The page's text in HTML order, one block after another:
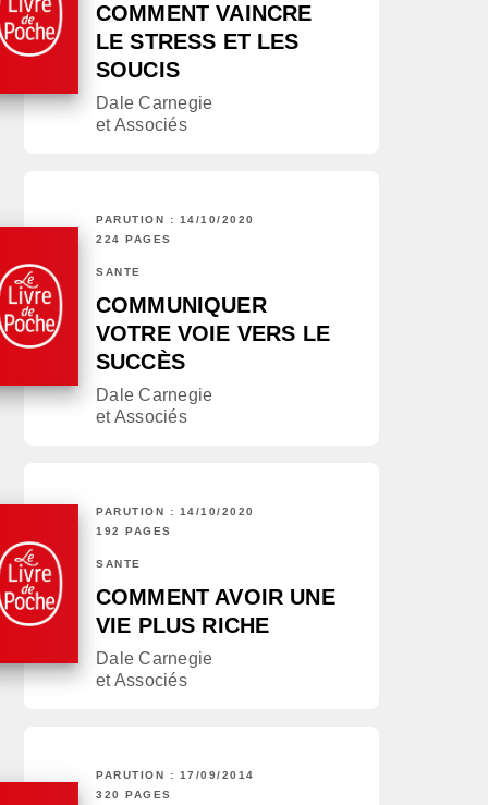
COMMENT VAINCRE
LE STRESS ET LES
SOUCIS
Dale Carnegie
et Associés
PARUTION : 14/10/2020
224 PAGES
SANTÉ
COMMUNIQUER
VOTRE VOIE VERS LE
SUCCÈS
Dale Carnegie
et Associés
PARUTION : 14/10/2020
192 PAGES
SANTÉ
COMMENT AVOIR UNE
VIE PLUS RICHE
Dale Carnegie
et Associés
PARUTION : 17/09/2014
320 PAGES